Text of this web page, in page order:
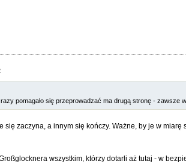
pomagało się przeprowadzać ma drugą stronę - zawsze
się zaczyna, a innym się kończy. Ważne, by je w
wszystkim, którzy dotarli aż tutaj - w